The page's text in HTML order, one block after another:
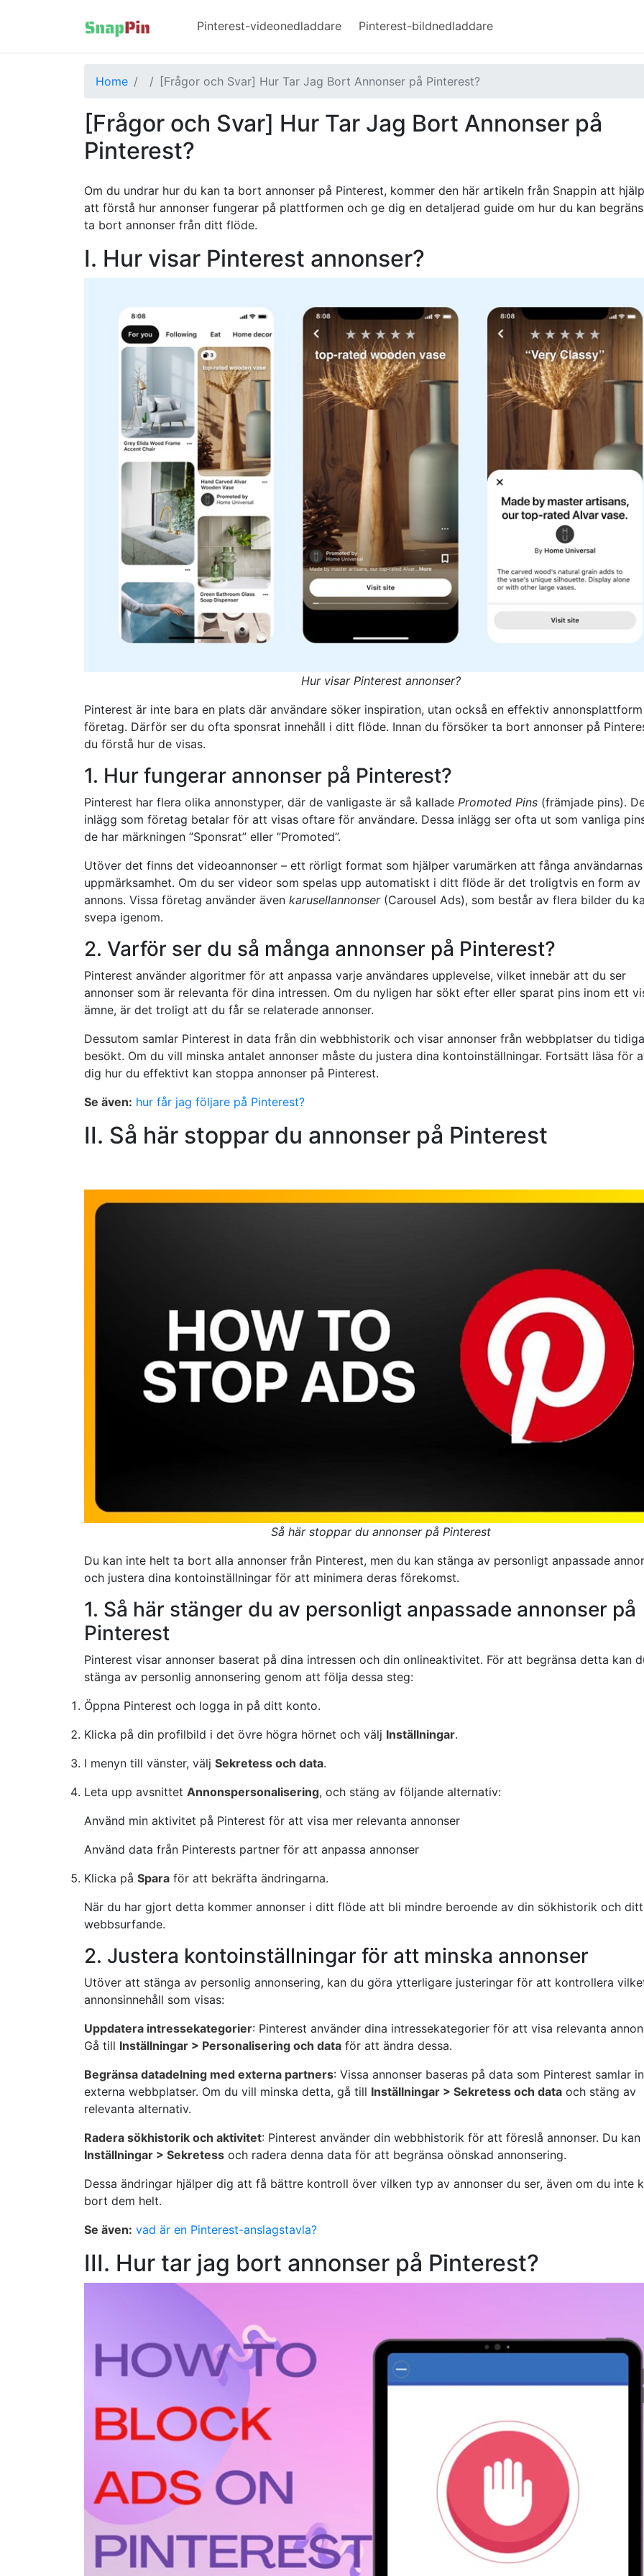
Pinterest-videonedladdare Pinterest-bildnedladdare
Home [Frågor och Svar] Hur Tar Jag Bort Annonser på Pinterest?
[Frågor och Svar] Hur Tar Jag Bort Annonser på
Pinterest?
Om du undrar hur du kan ta bort annonser på Pinterest, kommer den här artikeln från Snappin att
att förstå hur annonser fungerar på plattformen och ge dig en detaljerad guide om hur du kan
ta bort annonser från ditt flöde.
I. Hur visar Pinterest annonser?
Hur visar Pinterest annonser?
Pinterest är inte bara en plats där användare söker inspiration, utan också en effektiv
företag. Därför ser du ofta sponsrat innehåll i ditt flöde. Innan du försöker ta bort annonser på
du förstå hur de visas.
1. Hur fungerar annonser på Pinterest?
Pinterest har flera olika annonstyper, där de vanligaste är så kallade Promoted Pins (främjade pins).
inlägg som företag betalar för att visas oftare för användare. Dessa inlägg ser ofta ut som vanliga
de har märkningen ”Sponsrat” eller ”Promoted”.
Utöver det finns det videoannonser – ett rörligt format som hjälper varumärken att fånga användarnas
uppmärksamhet. Om du ser videor som spelas upp automatiskt i ditt flöde är det troligtvis en form av
annons. Vissa företag använder även karusellannonser(Carousel Ads), som består av flera bilder du
svepa igenom.
2. Varför ser du så många annonser på Pinterest?
Pinterest använder algoritmer för att anpassa varje användares upplevelse, vilket innebär att du ser
annonser som är relevanta för dina intressen. Om du nyligen har sökt efter eller sparat pins inom ett
ämne, är det troligt att du får se relaterade annonser.
Dessutom samlar Pinterest in data från din webbhistorik och visar annonser från webbplatser du
besökt. Om du vill minska antalet annonser måste du justera dina kontoinställningar. Fortsätt läsa för
dig hur du effektivt kan stoppa annonser på Pinterest.
Se även: hur får jag följare på Pinterest?
II. Så här stoppar du annonser på Pinterest
Så här stoppar du annonser på Pinterest
Du kan inte helt ta bort alla annonser från Pinterest, men du kan stänga av personligt anpassade
och justera dina kontoinställningar för att minimera deras förekomst.
1. Så här stänger du av personligt anpassade annonser på
Pinterest
Pinterest visar annonser baserat på dina intressen och din onlineaktivitet. För att begränsa detta kan
stänga av personlig annonsering genom att följa dessa steg:
Öppna Pinterest och logga in på ditt konto.
Klicka på din profilbild i det övre högra hörnet och välj Inställningar.
I menyn till vänster, välj Sekretess och data.
Leta upp avsnittet Annonspersonalisering, och stäng av följande alternativ:
Använd min aktivitet på Pinterest för att visa mer relevanta annonser
Använd data från Pinterests partner för att anpassa annonser
Klicka på Spara för att bekräfta ändringarna.
När du har gjort detta kommer annonser i ditt flöde att bli mindre beroende av din sökhistorik och ditt
webbsurfande.
2. Justera kontoinställningar för att minska annonser
Utöver att stänga av personlig annonsering, kan du göra ytterligare justeringar för att kontrollera
annonsinnehåll som visas:
Uppdatera intressekategorier: Pinterest använder dina intressekategorier för att visa relevanta
Gå till Inställningar > Personalisering och data för att ändra dessa.
Begränsa datadelning med externa partners: Vissa annonser baseras på data som Pinterest samlar
externa webbplatser. Om du vill minska detta, gå till Inställningar > Sekretess och data och stäng av
relevanta alternativ.
Radera sökhistorik och aktivitet: Pinterest använder din webbhistorik för att föreslå annonser. Du
Inställningar > Sekretess och radera denna data för att begränsa oönskad annonsering.
Dessa ändringar hjälper dig att få bättre kontroll över vilken typ av annonser du ser, även om du inte
bort dem helt.
Se även: vad är en Pinterest-anslagstavla?
III. Hur tar jag bort annonser på Pinterest?